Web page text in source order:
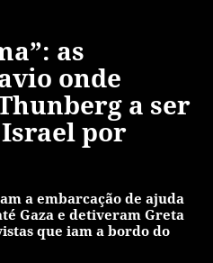
as
onde
a ser
por
a embarcação de ajuda
Gaza e detiveram Greta
que iam a bordo do